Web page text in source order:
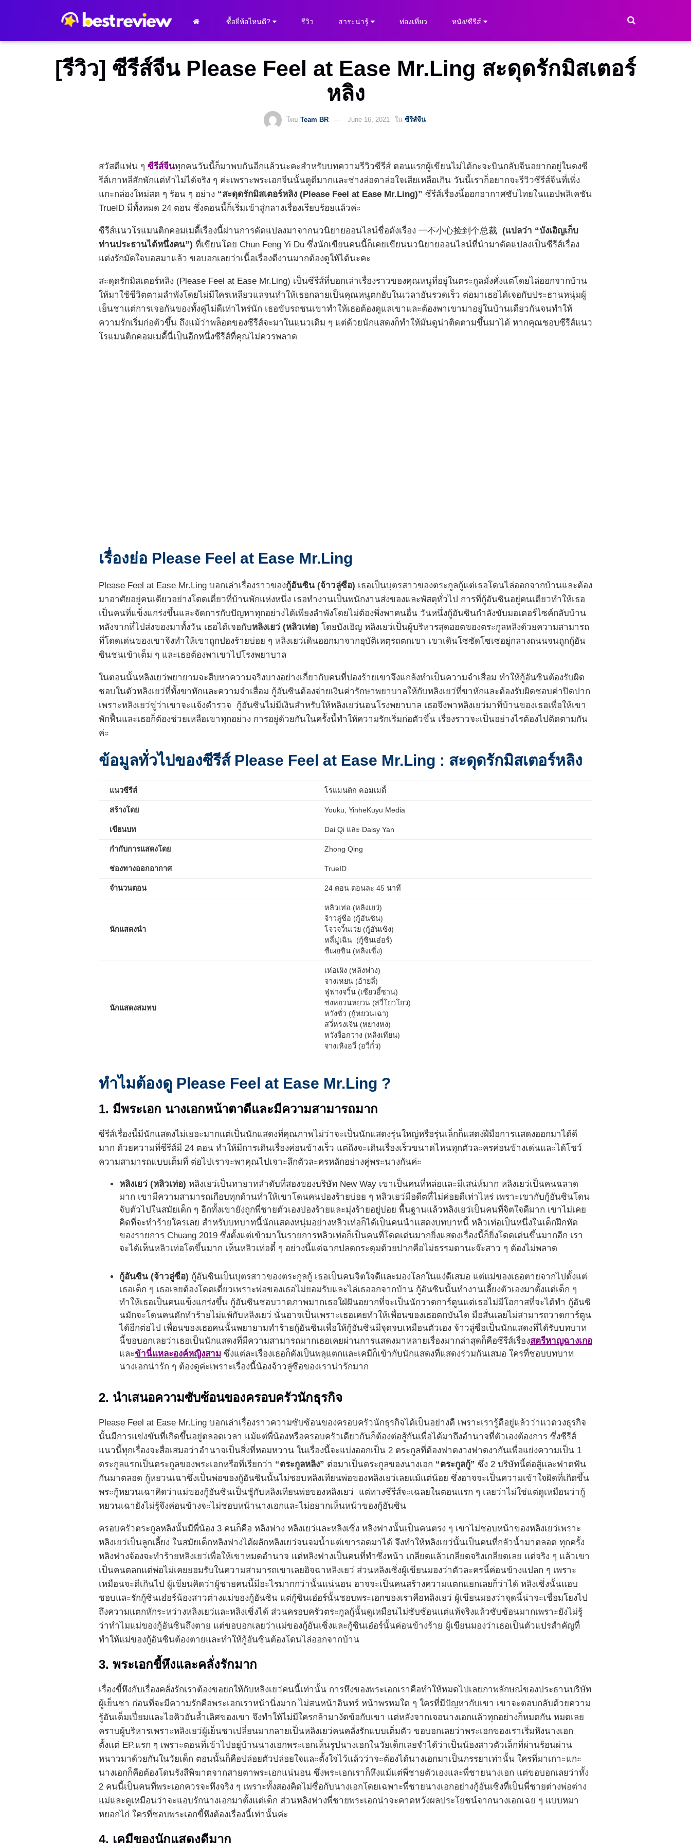
ซื้อยี่ห้อไหนดี? รีวิว สาระน่ารู้ ท่องเที่ยว หนัง/ซีรีส์
[รีวิว] ซีรีส์จีน Please Feel at Ease Mr.Ling สะดุดรักมิสเตอร์
หลิง
โดย Team BR June 16, 2021 ใน ซีรีส์จีน
สวัสดีแฟน ๆ ซีรีส์จีนทุกคนวันนี้ก็มาพบกันอีกแล้วนะคะสำหรับบทความรีวิวซีรีส์ ตอนแรกผู้เขียนไม่ได้กะจะบินกลับจีนอยากอยู่ในดงซี
รีส์เกาหลีสักพักแต่ทำไม่ได้จริง ๆ ค่ะเพราะพระเอกจีนนั้นดูดีมากและช่างล่อตาล่อใจเสียเหลือเกิน วันนี้เราก็อยากจะรีวิวซีรีส์จีนที่เพิ่ง
แกะกล่องใหม่สด ๆ ร้อน ๆ อย่าง “สะดุดรักมิสเตอร์หลิง (Please Feel at Ease Mr.Ling)” ซีรีส์เรื่องนี้ออกอากาศซับไทยในแอปพลิเคชัน
TrueID มีทั้งหมด 24 ตอน ซึ่งตอนนี้ก็เริ่มเข้าสู่กลางเรื่องเรียบร้อยแล้วค่ะ
ซีรีส์แนวโรแมนติกคอมเมดี้เรื่องนี้ผ่านการดัดแปลงมาจากนวนิยายออนไลน์ชื่อดังเรื่อง 一不小心捡到个总裁 (แปลว่า “บังเอิญเก็บ
ท่านประธานได้หนึ่งคน”) ที่เขียนโดย Chun Feng Yi Du ซึ่งนักเขียนคนนี้ก็เคยเขียนนวนิยายออนไลน์ที่นำมาดัดแปลงเป็นซีรีส์เรื่อง
แต่งรักมัดใจบอสมาแล้ว ขอบอกเลยว่าเนื้อเรื่องดีงานมากต้องดูให้ได้นะคะ
สะดุดรักมิสเตอร์หลิง (Please Feel at Ease Mr.Ling) เป็นซีรีส์ที่บอกเล่าเรื่องราวของคุณหนูที่อยู่ในตระกูลมั่งคั่งแต่โดยไล่ออกจากบ้าน
ให้มาใช้ชีวิตตามลำพังโดยไม่มีใครเหลียวแลจนทำให้เธอกลายเป็นคุณหนูตกอับในเวลาอันรวดเร็ว ต่อมาเธอได้เจอกับประธานหนุ่มผู้
เย็นชาแต่การเจอกันของทั้งคู่ไม่ดีเท่าไหร่นัก เธอขับรถชนเขาทำให้เธอต้องดูแลเขาและต้องพาเขามาอยู่ในบ้านเดียวกันจนทำให้
ความรักเริ่มก่อตัวขึ้น ถึงแม้ว่าพล็อตของซีรีส์จะมาในแนวเดิม ๆ แต่ด้วยนักแสดงก็ทำให้มันดูน่าติดตามขึ้นมาได้ หากคุณชอบซีรีส์แนว
โรแมนติกคอมเมดี้นี่เป็นอีกหนึ่งซีรีส์ที่คุณไม่ควรพลาด
เรื่องย่อ Please Feel at Ease Mr.Ling
Please Feel at Ease Mr.Ling บอกเล่าเรื่องราวของกู้อันซิน (จ้าวลู่ซือ) เธอเป็นบุตรสาวของตระกูลกู้แต่เธอโดนไล่ออกจากบ้านและต้อง
มาอาศัยอยู่คนเดียวอย่างโดดเดี่ยวที่บ้านพักแห่งหนึ่ง เธอทำงานเป็นพนักงานส่งของและพัสดุทั่วไป การที่กู้อันซินอยู่คนเดียวทำให้เธอ
เป็นคนที่แข็งแกร่งขึ้นและจัดการกับปัญหาทุกอย่างได้เพียงลำพังโดยไม่ต้องพึ่งพาคนอื่น วันหนึ่งกู้อันซินกำลังขับมอเตอร์ไซค์กลับบ้าน
หลังจากที่ไปส่งของมาทั้งวัน เธอได้เจอกับหลิงเยว่ (หลิวเท่อ) โดยบังเอิญ หลิงเยว่เป็นผู้บริหารสุดฮอตของตระกูลหลิงด้วยความสามารถ
ที่โดดเด่นของเขาจึงทำให้เขาถูกปองร้ายบ่อย ๆ หลิงเยว่เดินออกมาจากอุบัติเหตุรถตกเขา เขาเดินโซซัดโซเซอยู่กลางถนนจนถูกกู้อัน
ซินชนเข้าเต็ม ๆ และเธอต้องพาเขาไปโรงพยาบาล
ในตอนนั้นหลิงเยว่พยายามจะสืบหาความจริงบางอย่างเกี่ยวกับคนที่ปองร้ายเขาจึงแกล้งทำเป็นความจำเสื่อม ทำให้กู้อันซินต้องรับผิด
ชอบในตัวหลิงเยว่ที่ทั้งขาหักและความจำเสื่อม กู้อันซินต้องจ่ายเงินค่ารักษาพยาบาลให้กับหลิงเยว่ที่ขาหักและต้องรับผิดชอบค่าปิดปาก
เพราะหลิงเยว่ขู่ว่าเขาจะแจ้งตำรวจ กู้อันซินไม่มีเงินสำหรับให้หลิงเยว่นอนโรงพยาบาล เธอจึงพาหลิงเยว่มาที่บ้านของเธอเพื่อให้เขา
พักฟื้นและเธอก็ต้องช่วยเหลือเขาทุกอย่าง การอยู่ด้วยกันในครั้งนี้ทำให้ความรักเริ่มก่อตัวขึ้น เรื่องราวจะเป็นอย่างไรต้องไปติดตามกัน
ค่ะ
ข้อมูลทั่วไปของซีรีส์ Please Feel at Ease Mr.Ling : สะดุดรักมิสเตอร์หลิง
แนวซีรีส์ โรแมนติก คอมเมดี้
สร้างโดย Youku, YinheKuyu Media
เขียนบท Dai Qi และ Daisy Yan
กำกับการแสดงโดย Zhong Qing
ช่องทางออกอากาศ TrueID
จำนวนตอน 24 ตอน ตอนละ 45 นาที
นักแสดงนำ
หลิวเท่อ (หลิงเยว่)
จ้าวลู่ซือ (กู้อันซิน)
โจวจวิ้นเว่ย (กู้อันเซิง)
หลี่มู่เฉิน (กู้ซินเอ๋อร์)
ซีเผยซิน (หลิงเซิ่ง)
นักแสดงสมทบ
เห่อเผิง (หลิงฟาง)
จางเหยน (อ้ายลี่)
ฟู่ฟางจวิ้น (เซียวอี้ซาน)
ซ่งหยวนหยวน (สวี่โยวโยว)
หวังซั่ว (กู้หยวนเฉา)
สวี่หรงเจิน (หยางหง)
หวังจื่อกวาง (หลิงเทียน)
จางเหิงอวี่ (อวี่กั๋ว)
ทำไมต้องดู Please Feel at Ease Mr.Ling ?
1. มีพระเอก นางเอกหน้าตาดีและมีความสามารถมาก
ซีรีส์เรื่องนี้มีนักแสดงไม่เยอะมากแต่เป็นนักแสดงที่คุณภาพไม่ว่าจะเป็นนักแสดงรุ่นใหญ่หรือรุ่นเล็กก็แสดงฝีมือการแสดงออกมาได้ดี
มาก ด้วยความที่ซีรีส์มี 24 ตอน ทำให้มีการเดินเรื่องค่อนข้างเร็ว แต่ถึงจะเดินเรื่องเร็วขนาดไหนทุกตัวละครค่อนข้างเด่นและได้โชว์
ความสามารถแบบเต็มที่ ต่อไปเราจะพาคุณไปเจาะลึกตัวละครหลักอย่างคู่พระนางกันค่ะ
หลิงเยว่ (หลิวเท่อ) หลิงเยว่เป็นทายาทลำดับที่สองของบริษัท New Way เขาเป็นคนที่หล่อและมีเสน่ห์มาก หลิงเยว่เป็นคนฉลาด
มาก เขามีความสามารถเกือบทุกด้านทำให้เขาโดนคนปองร้ายบ่อย ๆ หลิวเยว่มีอดีตที่ไม่ค่อยดีเท่าไหร่ เพราะเขากับกู้อันซินโดน
จับตัวไปในสมัยเด็ก ๆ อีกทั้งเขายังถูกพี่ชายตัวเองปองร้ายและมุ่งร้ายอยู่บ่อย พื้นฐานแล้วหลิงเยว่เป็นคนที่จิตใจดีมาก เขาไม่เคย
คิดที่จะทำร้ายใครเลย สำหรับบทบาทนี้นักแสดงหนุ่มอย่างหลิวเท่อก็ได้เป็นคนนำแสดงบทบาทนี้ หลิวเท่อเป็นหนึ่งในเด็กฝึกหัด
ของรายการ Chuang 2019 ซึ่งตั้งแต่เข้ามาในรายการหลิวเท่อก็เป็นคนที่โดดเด่นมากยิ่งแสดงเรื่องนี้ก็ยิ่งโดดเด่นขึ้นมากอีก เรา
จะได้เห็นหลิวเท่อโตขึ้นมาก เห็นหลิวเท่อตี๋ ๆ อย่างนี้แต่ฉากปลดกระดุมด้วยปากคือไม่ธรรมดานะจ๊ะสาว ๆ ต้องไม่พลาด
กู้อันซิน (จ้าวลู่ซือ) กู้อันซินเป็นบุตรสาวของตระกูลกู้ เธอเป็นคนจิตใจดีและมองโลกในแง่ดีเสมอ แต่แม่ของเธอตายจากไปตั้งแต่
เธอเด็ก ๆ เธอเลยต้องโดดเดี่ยวเพราะพ่อของเธอไม่ยอมรับและไล่เธออกจากบ้าน กู้อันซินนั้นทำงานเลี้ยงตัวเองมาตั้งแต่เด็ก ๆ
ทำให้เธอเป็นคนแข็งแกร่งขึ้น กู้อันซินชอบวาดภาพมากเธอใฝ่ฝันอยากที่จะเป็นนักวาดการ์ตูนแต่เธอไม่มีโอกาสที่จะได้ทำ กู้อันซิ
นมักจะโดนคนดักทำร้ายไม่แพ้กับหลิงเยว่ นั่นอาจเป็นเพราะเธอเคยทำให้เพื่อนของเธอตกบันได มือสั่นเลยไม่สามารถวาดการ์ตูน
ได้อีกต่อไป เพื่อนของเธอคนนั้นพยายามทำร้ายกู้อันซินเพื่อให้กู้อันซินมีจุดจบเหมือนตัวเอง จ้าวลู่ซือเป็นนักแสดงที่ได้รับบทบาท
นี้ขอบอกเลยว่าเธอเป็นนักแสดงที่มีความสามารถมากเธอเคยผ่านการแสดงมาหลายเรื่องมากล่าสุดก็คือซีรีส์เรื่องสตรีหาญฉางเกอ
และข้านี่แหละองค์หญิงสามซึ่งแต่ละเรื่องเธอก็ดังเป็นพลุแตกและเคมีก็เข้ากับนักแสดงที่แสดงร่วมกันเสมอ ใครที่ชอบบทบาท
นางเอกน่ารัก ๆ ต้องดูค่ะเพราะเรื่องนี้น้องจ้าวลู่ซือของเราน่ารักมาก
2. นำเสนอความซับซ้อนของครอบครัวนักธุรกิจ
Please Feel at Ease Mr.Ling บอกเล่าเรื่องราวความซับซ้อนของครอบครัวนักธุรกิจได้เป็นอย่างดี เพราะเรารู้ดีอยู่แล้วว่าแวดวงธุรกิจ
นั้นมีการแข่งขันที่เกิดขึ้นอยู่ตลอดเวลา แม้แต่พี่น้องหรือครอบครัวเดียวกันก็ต้องต่อสู้กันเพื่อได้มาถึงอำนาจที่ตัวเองต้องการ ซึ่งซีรีส์
แนวนี้ทุกเรื่องจะสื่อเสมอว่าอำนาจเป็นสิ่งที่หอมหวาน ในเรื่องนี้จะแบ่งออกเป็น 2 ตระกูลที่ต้องฟาดงวงฟาดงากันเพื่อแย่งความเป็น 1
ตระกูลแรกเป็นตระกูลของพระเอกหรือที่เรียกว่า “ตระกูลหลิง” ต่อมาเป็นตระกูลของนางเอก “ตระกูลกู้” ซึ่ง 2 บริษัทนี้ต่อสู้และฟาดฟัน
กันมาตลอด กู้หยวนเฉาซึ่งเป็นพ่อของกู้อันซินนั้นไม่ชอบหลิงเทียนพ่อของหลิงเยว่เลยแม้แต่น้อย ซึ่งอาจจะเป็นความเข้าใจผิดที่เกิดขึ้น
พระกู้หยวนเฉาคิดว่าแม่ของกู้อันซินเป็นชู้กับหลิงเทียนพ่อของหลิงเยว่ แต่ทางซีรีส์จะเฉลยในตอนแรก ๆ เลยว่าไม่ใช่แต่ดูเหมือนว่ากู้
หยวนเฉายังไม่รู้จึงค่อนข้างจะไม่ชอบหน้านางเอกและไม่อยากเห็นหน้าของกู้อันซิน
ครอบครัวตระกูลหลิงนั้นมีพี่น้อง 3 คนก็คือ หลิงฟาง หลิงเยว่และหลิงเซิ่ง หลิงฟางนั้นเป็นคนตรง ๆ เขาไม่ชอบหน้าของหลิงเยว่เพราะ
หลิงเยว่เป็นลูกเลี้ยง ในสมัยเด็กหลิงฟางได้ผลักหลิงเยว่จนจมน้ำแต่เขารอดมาได้ จึงทำให้หลิงเยว่นั้นเป็นคนที่กลัวน้ำมาตลอด ทุกครั้ง
หลิงฟางจ้องจะทำร้ายหลิงเยว่เพื่อให้เขาหมดอำนาจ แต่หลิงฟางเป็นคนที่ทำซึ่งหน้า เกลียดแล้วเกลียดจริงเกลียดเลย แต่จริง ๆ แล้วเขา
เป็นคนตลกแต่พ่อไม่เคยยอมรับในความสามารถเขาเลยอิจฉาหลิงเยว่ ส่วนหลิงเซิ่งผู้เขียนมองว่าตัวละครนี้ค่อนข้างแปลก ๆ เพราะ
เหมือนจะดีเกินไป ผู้เขียนคิดว่าผู้ชายคนนี้มีอะไรมากกว่านั้นแน่นอน อาจจะเป็นคนสร้างความแตกแยกเลยก็ว่าได้ หลิงเซิ่งนั้นแอบ
ชอบและรักกู้ซินเอ๋อร์น้องสาวต่างแม่ของกู้อันซิน แต่กู้ซินเอ๋อร์นั้นชอบพระเอกของเราคือหลิงเยว่ ผู้เขียนมองว่าจุดนี้น่าจะเชื่อมโยงไป
ถึงความแตกหักระหว่างหลิงเยว่และหลิงเซิ่งได้ ส่วนครอบครัวตระกูลกู้นั้นดูเหมือนไม่ซับซ้อนแต่แท้จริงแล้วซับซ้อนมากเพราะยังไม่รู้
ว่าทำไมแม่ของกู้อันซินถึงตาย แต่ขอบอกเลยว่าแม่ของกู้อันเซิ่งและกู้ซินเอ๋อร์นั้นค่อนข้างร้าย ผู้เขียนมองว่าเธอเป็นตัวแปรสำคัญที่
ทำให้แม่ของกู้อันซินต้องตายและทำให้กู้อันซินต้องโดนไล่ออกจากบ้าน
3. พระเอกขี้หึงและคลั่งรักมาก
เรื่องขี้หึงกับเรื่องคลั่งรักเราต้องขอยกให้กับหลิงเยว่คนนี้เท่านั้น การหึงของพระเอกเราคือทำให้หมดไปเลยภาพลักษณ์ของประธานบริษัท
ผู้เย็นชา ก่อนที่จะมีความรักคือพระเอกเราหน้านิ่งมาก ไม่สนหน้าอินทร์ หน้าพรหมใด ๆ ใครที่มีปัญหากับเขา เขาจะตอบกลับด้วยความ
รู้อันเต็มเปี่ยมและไอคิวอันล้ำเลิศของเขา จึงทำให้ไม่มีใครกล้ามางัดข้อกับเขา แต่หลังจากเจอนางเอกแล้วทุกอย่างก็หมดกัน หมดเลย
คราบผู้บริหารเพราะหลิงเยว่ผู้เย็นชาเปลี่ยนมากลายเป็นหลิงเยว่คนคลั่งรักแบบเต็มตัว ขอบอกเลยว่าพระเอกของเราเริ่มหึงนางเอก
ตั้งแต่ EP.แรก ๆ เพราะตอนที่เข้าไปอยู่บ้านนางเอกพระเอกเห็นรูปนางเอกในวัยเด็กเลยจำได้ว่าเป็นน้องสาวตัวเล็กที่ผ่านร้อนผ่าน
หนาวมาด้วยกันในวัยเด็ก ตอนนั้นก็คือปล่อยตัวปล่อยใจและตั้งใจไว้แล้วว่าจะต้องได้นางเอกมาเป็นภรรยาเท่านั้น ใครที่มาเกาะแกะ
นางเอกก็คือต้องโดนรังสีพิฆาตจากสายตาพระเอกแน่นอน ซึ่งพระเอกเราก็หึงแม้แต่พี่ชายตัวเองและพี่ชายนางเอก แต่ขอบอกเลยว่าทั้ง
2 คนนี้เป็นคนที่พระเอกควรจะหึงจริง ๆ เพราะทั้งสองคิดไม่ซื่อกับนางเอกโดยเฉพาะพี่ชายนางเอกอย่างกู้อันเซิงที่เป็นพี่ชายต่างพ่อต่าง
แม่และดูเหมือนว่าจะแอบรักนางเอกมาตั้งแต่เด็ก ส่วนหลิงฟางพี่ชายพระเอกน่าจะคาดหวังผลประโยชน์จากนางเอกเฉย ๆ แบบหมา
หยอกไก่ ใครที่ชอบพระเอกขี้หึงต้องเรื่องนี้เท่านั้นค่ะ
4. เคมีของนักแสดงดีมาก